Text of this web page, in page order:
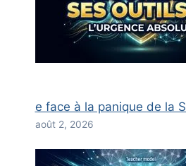
e face à la panique de la
août 2, 2026